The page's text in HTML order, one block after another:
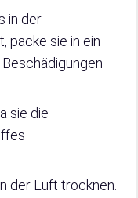
in der
packe sie in ein
sie die
der Luft trocknen.